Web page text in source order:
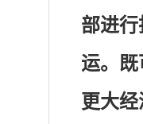
部进
运。
更大经